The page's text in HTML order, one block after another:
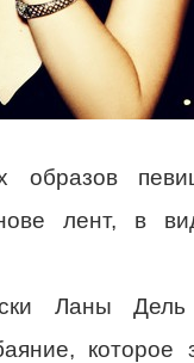
образов
лент, в
Ланы
которое